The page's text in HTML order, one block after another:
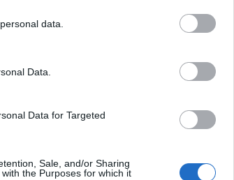
data.
Data.
Data for Targeted
Sale, and/or Sharing
the Purposes for which it
quattro
di spicco. Che
look distintivo per il